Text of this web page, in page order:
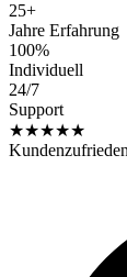
25+
Jahre Erfahrung
100%
Individuell
24/7
Support
★★★★★